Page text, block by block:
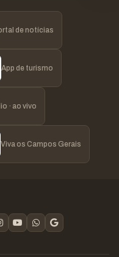
de notícias
App de turismo
· ao vivo
Viva os Campos Gerais